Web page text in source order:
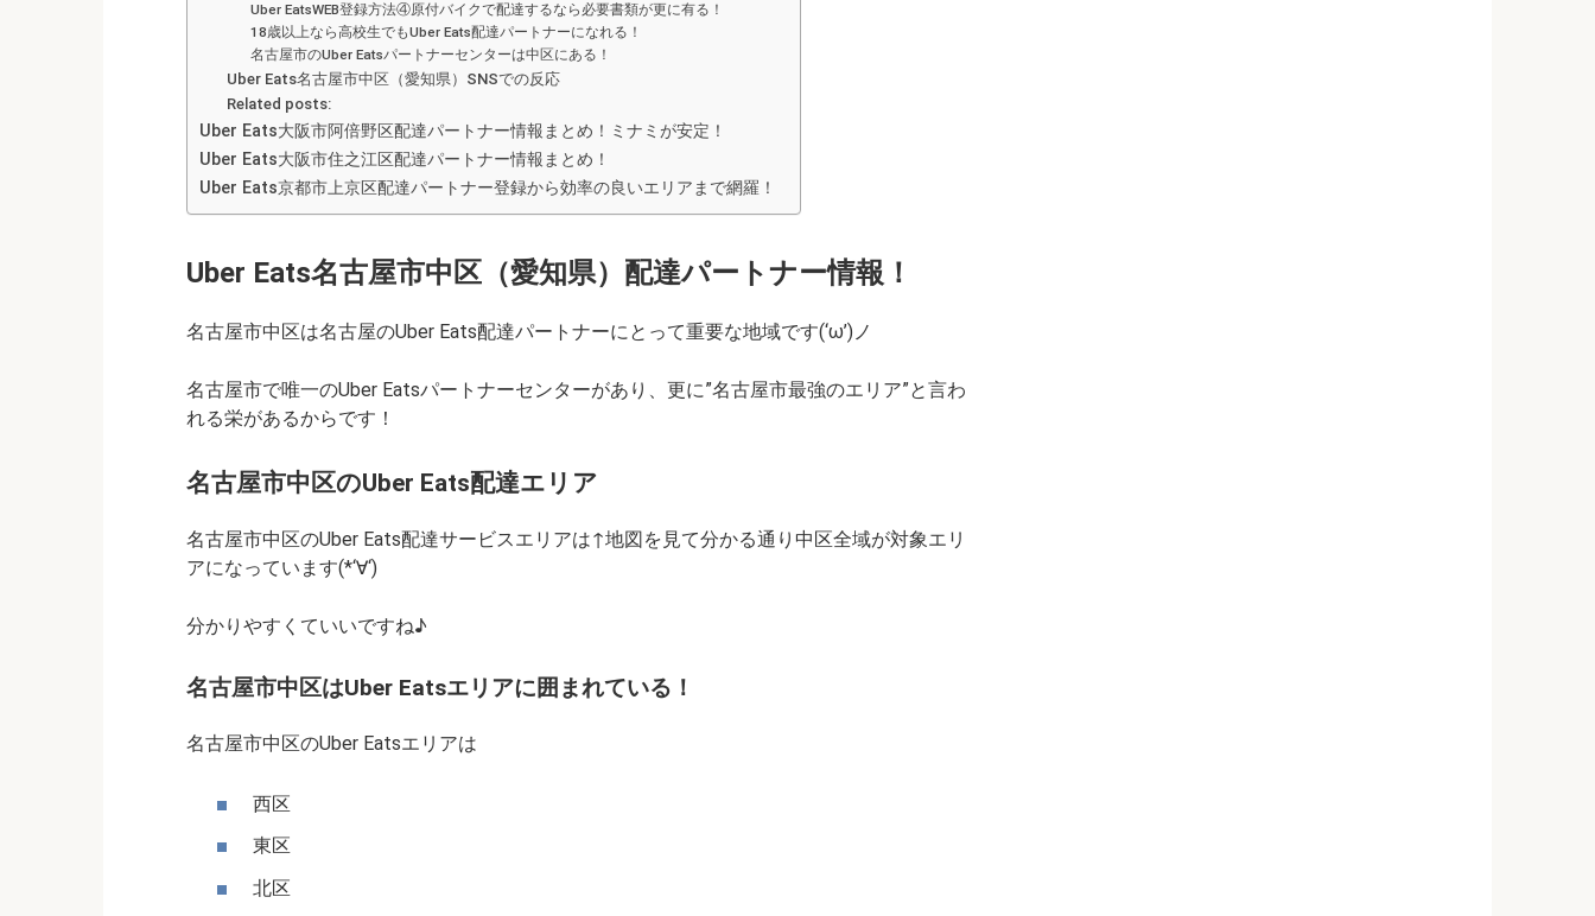
Uber EatsWEB登録方法④原付バイクで配達するなら必要書類が更に有る！
18歳以上なら高校生でもUber Eats配達パートナーになれる！
名古屋市のUber Eatsパートナーセンターは中区にある！
Uber Eats名古屋市中区（愛知県）SNSでの反応
Related posts:
Uber Eats大阪市阿倍野区配達パートナー情報まとめ！ミナミが安定！
Uber Eats大阪市住之江区配達パートナー情報まとめ！
Uber Eats京都市上京区配達パートナー登録から効率の良いエリアまで網羅！
Uber Eats名古屋市中区（愛知県）配達パートナー情報！
名古屋市中区は名古屋のUber Eats配達パートナーにとって重要な地域です(‘ω’)ノ
名古屋市で唯一のUber Eatsパートナーセンターがあり、更に”名古屋市最強のエリア”と言わ
れる栄があるからです！
名古屋市中区のUber Eats配達エリア
名古屋市中区のUber Eats配達サービスエリアは↑地図を見て分かる通り中区全域が対象エリ
アになっています(*‘∀‘)
分かりやすくていいですね♪
名古屋市中区はUber Eatsエリアに囲まれている！
名古屋市中区のUber Eatsエリアは
西区
東区
北区